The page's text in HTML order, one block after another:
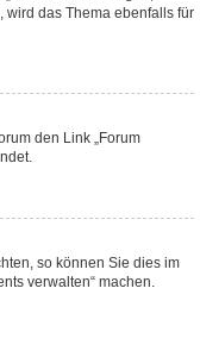
wird das Thema ebenfalls für
den Link „Forum
so können Sie dies im
verwalten“ machen.